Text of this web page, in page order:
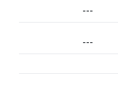
---
---